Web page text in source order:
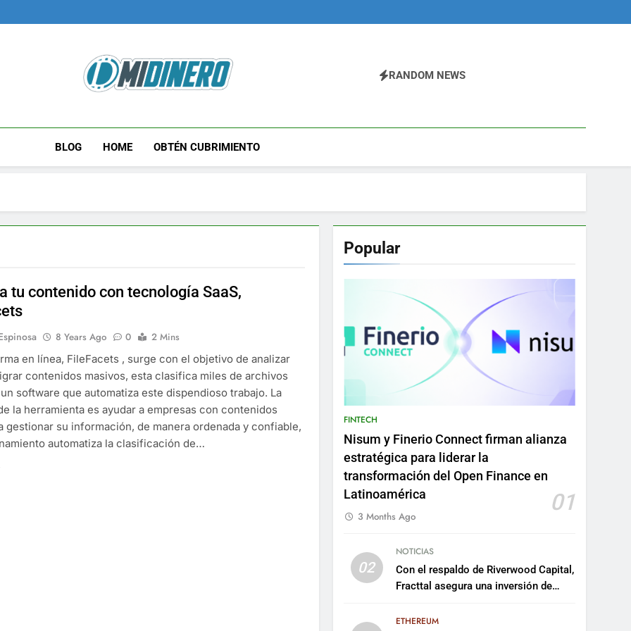
Midinero.co
RANDOM NEWS
BLOG HOME OBTÉN CUBRIMIENTO
tu contenido con tecnología SaaS,
8 Years Ago 0
2 Mins
en línea, FileFacets , surge con el objetivo de analizar
contenidos masivos, esta clasifica miles de archivos
software que automatiza este dispendioso trabajo. La
la herramienta es ayudar a empresas con contenidos
gestionar su información, de manera ordenada y confiable,
automatiza la clasificación de…
Popular
FINTECH
Nisum y Finerio Connect firman alianza
estratégica para liderar la
transformación del Open Finance en
Latinoamérica
01
3 Months Ago
02
NOTICIAS
Con el respaldo de Riverwood Capital,
Fracttal asegura una inversión de
plataforma
ETHEREUM